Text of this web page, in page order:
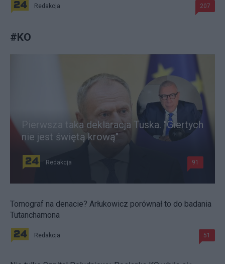
Redakcja 207
#KO
Pierwsza taka deklaracja Tuska. "Giertych
nie jest świętą krową"
Redakcja 91
Tomograf na denacie? Arłukowicz porównał to do badania
Tutanchamona
Redakcja 51